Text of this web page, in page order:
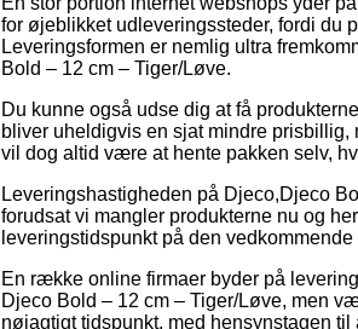
for øjeblikket udleveringssteder, fordi du
Leveringsformen er nemlig ultra
Bold – 12 cm – Tiger/Løve.
Du kunne også udse dig at få
bliver uheldigvis en sjat mindre
vil dog altid være at hente pakken selv,
Leveringshastigheden på Djeco,Djeco
forudsat vi mangler produkterne nu og
leveringstidspunkt på den vedkommende
En række online firmaer byder på
Djeco Bold – 12 cm – Tiger/Løve, men
nøjagtigt tidspunkt, med hensynstagen